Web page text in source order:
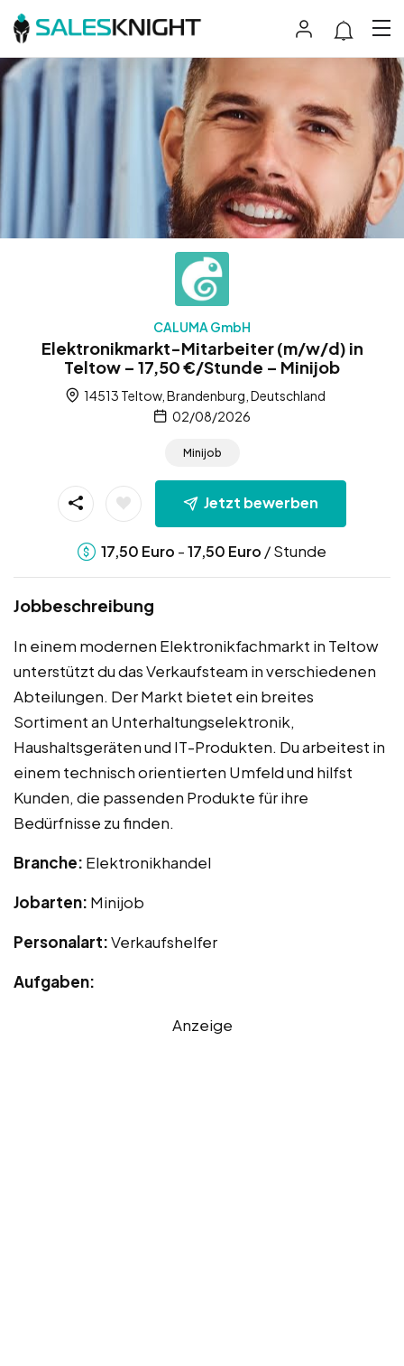
CALUMA GmbH
Elektronikmarkt-Mitarbeiter (m/w/d) in
Teltow – 17,50 €/Stunde – Minijob
14513 Teltow, Brandenburg, Deutschland
02/08/2026
Minijob
Jetzt bewerben
17,50 Euro -17,50 Euro / Stunde
Jobbeschreibung
In einem modernen Elektronikfachmarkt in Teltow
unterstützt du das Verkaufsteam in verschiedenen
Abteilungen. Der Markt bietet ein breites
Sortiment an Unterhaltungselektronik,
Haushaltsgeräten und IT-Produkten. Du arbeitest in
einem technisch orientierten Umfeld und hilfst
Kunden, die passenden Produkte für ihre
Bedürfnisse zu finden.
Branche: Elektronikhandel
Jobarten: Minijob
Personalart:Verkaufshelfer
Aufgaben:
Anzeige